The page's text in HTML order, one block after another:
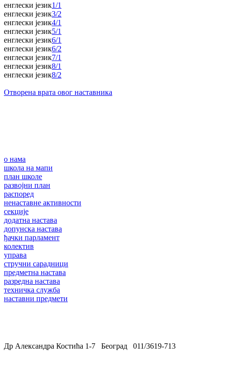
енглески језик1/1
енглески језик3/2
енглески језик4/1
енглески језик5/1
енглески језик6/1
енглески језик6/2
енглески језик7/1
енглески језик8/1
енглески језик8/2
Отворена врата овог наставника
о нама
школа на мапи
план школе
развојни план
распоред
ненаставне активности
секције
додатна настава
допунска настава
ђачки парламент
колектив
управа
стручни сарадници
предметна настава
разредна настава
техничка служба
наставни предмети
Др Александра Костића 1-7 Београд 011/3619-713